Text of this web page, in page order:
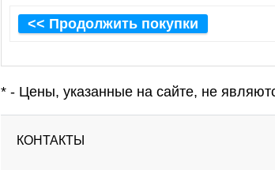
<< Продолжить покупки
* - Цены, указанные на сайте, не
КОНТАКТЫ